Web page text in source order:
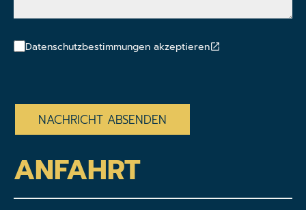
Datenschutzbestimmungen akzeptieren
ANFAHRT